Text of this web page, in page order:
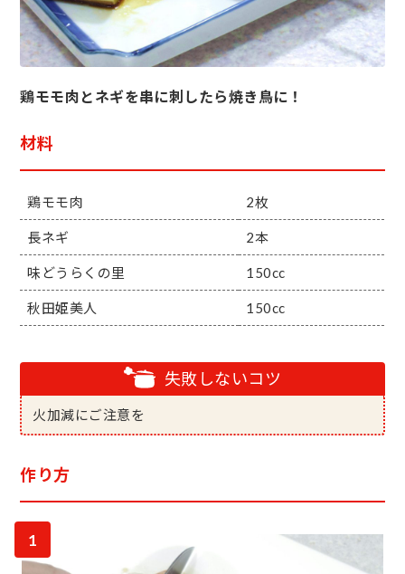
鶏モモ肉とネギを串に刺したら焼き鳥に！
材料
鶏モモ肉 2枚
長ネギ 2本
味どうらくの里 150cc
秋田姫美人 150cc
失敗しないコツ
火加減にご注意を
作り方
1